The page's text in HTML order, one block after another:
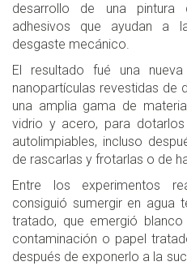
desarrollo de una pintura
adhesivos que ayudan a
desgaste mecánico.
El resultado fué una
nanopartículas revestidas de
una amplia gama de
vidrio y acero, para
autolimpiables, incluso
de rascarlas y frotarlas o de
Entre los experimentos
consiguió sumergir en agua
tratado, que emergió
contaminación o papel
después de exponerlo a la